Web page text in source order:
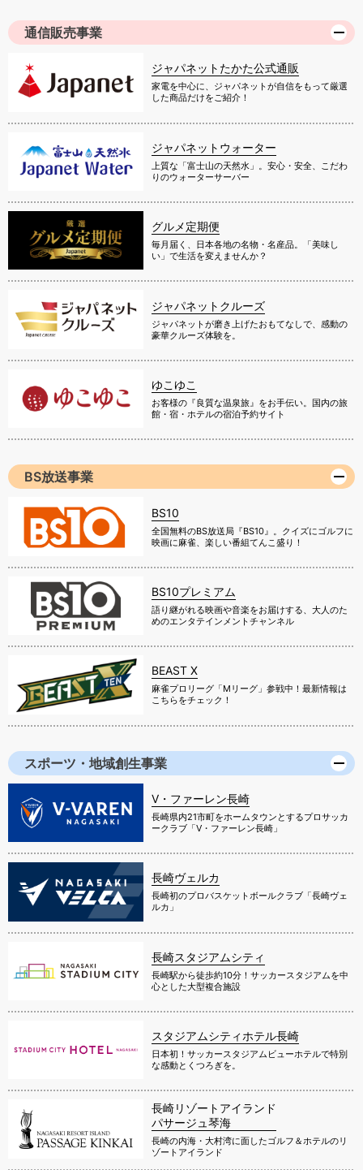
通信販売事業
ジャパネットたかた公式通販
家電を中心に、ジャパネットが自信をもって厳選
した商品だけをご紹介！
ジャパネットウォーター
上質な「富士山の天然水」。安心・安全、こだわ
りのウォーターサーバー
グルメ定期便
毎月届く、日本各地の名物・名産品。「美味し
い」で生活を変えませんか？
ジャパネットクルーズ
ジャパネットが磨き上げたおもてなしで、感動の
豪華クルーズ体験を。
ゆこゆこ
お客様の『良質な温泉旅』をお手伝い。国内の旅
館・宿・ホテルの宿泊予約サイト
BS放送事業
BS10
全国無料のBS放送局『BS10』。クイズにゴルフに
映画に麻雀、楽しい番組てんこ盛り！
BS10プレミアム
語り継がれる映画や音楽をお届けする、大人のた
めのエンタテインメントチャンネル
BEAST X
麻雀プロリーグ「Mリーグ」参戦中！最新情報は
こちらをチェック！
スポーツ・地域創生事業
V・ファーレン長崎
長崎県内21市町をホームタウンとするプロサッカ
ークラブ「V・ファーレン長崎」
長崎ヴェルカ
長崎初のプロバスケットボールクラブ「長崎ヴェ
ルカ」
長崎スタジアムシティ
長崎駅から徒歩約10分！サッカースタジアムを中
心とした大型複合施設
スタジアムシティホテル長崎
日本初！サッカースタジアムビューホテルで特別
な感動とくつろぎを。
長崎リゾートアイランド
パサージュ琴海
長崎の内海・大村湾に面したゴルフ＆ホテルのリ
ゾートアイランド